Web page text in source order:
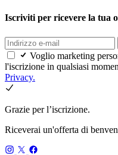
Iscriviti per ricevere la tua
Voglio marketing
l'iscrizione in qualsiasi
Privacy.
Grazie per l’iscrizione.
Riceverai un'offerta di